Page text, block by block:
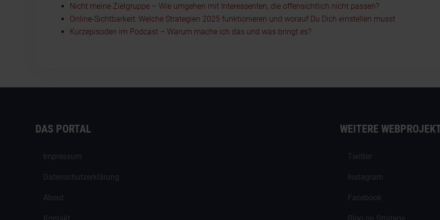
Nicht meine Zielgruppe – Wie umgehen mit Interessenten, die offensichtlich nicht passen?
Online-Sichtbarkeit: Welche Strategien 2025 funktionieren und worauf Du Dich einstellen musst
Kurzepisoden im Podcast – Warum mache ich das und was bringt es?
DAS PORTAL
Impressum
Datenschutzerklärung
About
WEITERE
Twitter
Instagram
Facebook